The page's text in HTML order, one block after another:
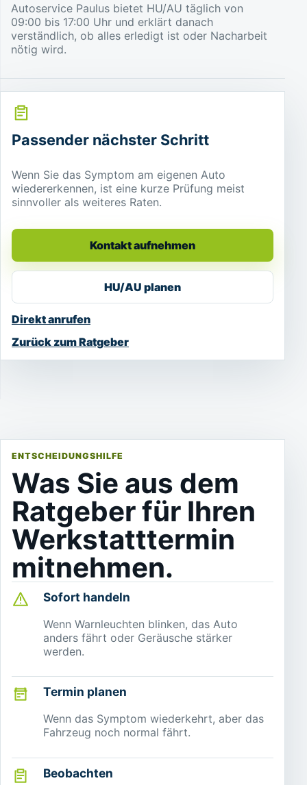
Autoservice Paulus bietet HU/AU täglich von
09:00 bis 17:00 Uhr und erklärt danach
verständlich, ob alles erledigt ist oder Nacharbeit
nötig wird.
Passender nächster Schritt
Wenn Sie das Symptom am eigenen Auto
wiedererkennen, ist eine kurze Prüfung meist
sinnvoller als weiteres Raten.
Kontakt aufnehmen
HU/AU planen
Direkt anrufen
Zurück zum Ratgeber
ENTSCHEIDUNGSHILFE
Was Sie aus dem
Ratgeber für Ihren
Werkstatttermin
mitnehmen.
Sofort handeln
Wenn Warnleuchten blinken, das Auto
anders fährt oder Geräusche stärker
werden.
Termin planen
Wenn das Symptom wiederkehrt, aber das
Fahrzeug noch normal fährt.
Beobachten